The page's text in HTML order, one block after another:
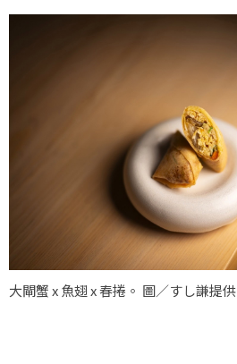
大閘蟹 x 魚翅 x 春捲。 圖／すし謙提供